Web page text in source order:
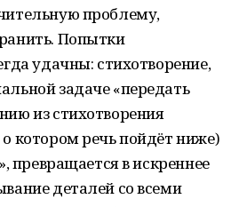
проблему,
Попытки
удачны: стихотворение,
задаче «передать
из стихотворения
котором речь пойдёт ниже)
превращается в искреннее
деталей со всеми